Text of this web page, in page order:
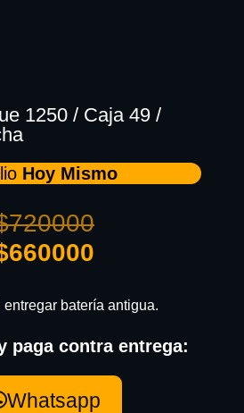
1250 / Caja 49 /
Hoy Mismo
720000
660000
entregar batería antigua.
paga contra entrega:
Whatsapp